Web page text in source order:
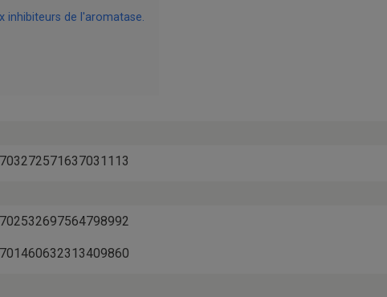
inhibiteurs de l'aromatase.